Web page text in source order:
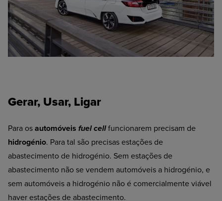
Gerar, Usar, Ligar
Para os automóveis fuel cell funcionarem precisam de
hidrogénio. Para tal são precisas estações de
abastecimento de hidrogénio. Sem estações de
abastecimento não se vendem automóveis a hidrogénio, e
sem automóveis a hidrogénio não é comercialmente viável
haver estações de abastecimento.